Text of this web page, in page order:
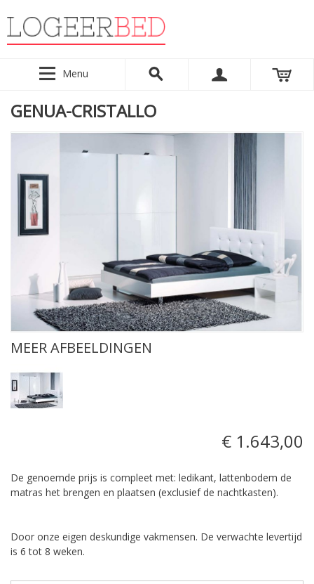
Menu
GENUA-CRISTALLO
MEER AFBEELDINGEN
€ 1.643,00
De genoemde prijs is compleet met: ledikant, lattenbodem de
matras het brengen en plaatsen (exclusief de nachtkasten).
Door onze eigen deskundige vakmensen. De verwachte levertijd
is 6 tot 8 weken.